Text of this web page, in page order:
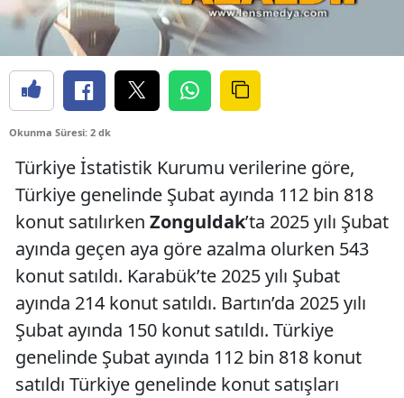
Okunma Süresi: 2 dk
Türkiye İstatistik Kurumu verilerine göre,
Türkiye genelinde Şubat ayında 112 bin 818
konut satılırken Zonguldak’ta 2025 yılı Şubat
ayında geçen aya göre azalma olurken 543
konut satıldı. Karabük’te 2025 yılı Şubat
ayında 214 konut satıldı. Bartın’da 2025 yılı
Şubat ayında 150 konut satıldı. Türkiye
genelinde Şubat ayında 112 bin 818 konut
satıldı Türkiye genelinde konut satışları